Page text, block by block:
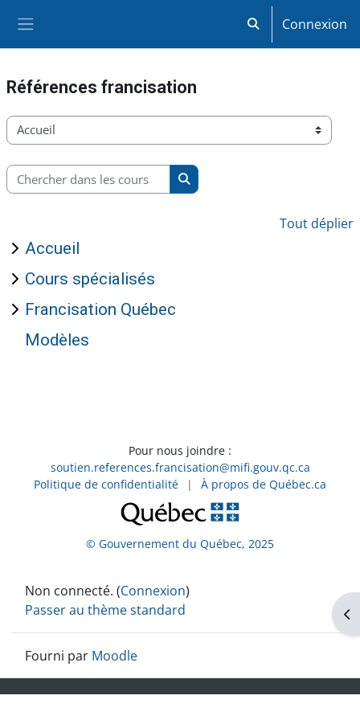
Activer/désactiver
Connexion
Références francisation
Catégories de cours
Chercher dans les cours
Chercher dans les cours
Tout déplier
Accueil
Cours spécialisés
Francisation Québec
Modèles
Pour nous joindre :
soutien.references.francisation@mifi.gouv.qc.ca
Politique de confidentialité
| À propos de Québec.ca
© Gouvernement du Québec, 2025
Non connecté. (Connexion)
Passer au thème standard
Fourni par Moodle